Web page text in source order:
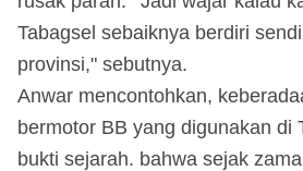
Tabagsel sebaiknya berdiri
provinsi," sebutnya.
Anwar mencontohkan,
bermotor BB yang digunakan di
bukti sejarah. bahwa sejak